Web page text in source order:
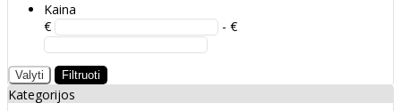
Kaina
€
- €
Valyti Filtruoti
Kategorijos